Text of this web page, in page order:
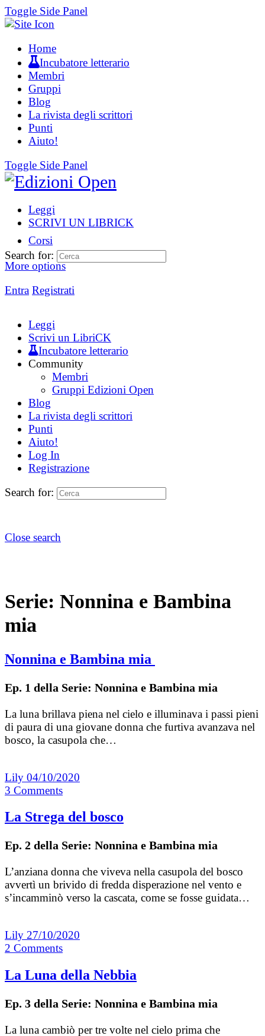
Toggle Side Panel
Home
Incubatore letterario
Membri
Gruppi
Blog
La rivista degli scrittori
Punti
Aiuto!
Toggle Side Panel
Leggi
SCRIVI UN LIBRICK
Corsi
More options
Entra Registrati
Search for:
Leggi
Scrivi un LibriCK
Incubatore letterario
Community
Membri
Gruppi Edizioni Open
Blog
La rivista degli scrittori
Punti
Aiuto!
Log In
Registrazione
Search for:
Close search
Serie: Nonnina e Bambina
mia
Nonnina e Bambina mia
Ep. 1 della Serie: Nonnina e Bambina mia
La luna brillava piena nel cielo e illuminava i passi pieni
di paura di una giovane donna che furtiva avanzava nel
bosco, la casupola che…
Lily 04/10/2020
3 Comments
La Strega del bosco
Ep. 2 della Serie: Nonnina e Bambina mia
L’anziana donna che viveva nella casupola del bosco
avvertì un brivido di fredda disperazione nel vento e
s’incamminò verso la cascata, come se fosse guidata…
Lily 27/10/2020
2 Comments
La Luna della Nebbia
Ep. 3 della Serie: Nonnina e Bambina mia
La luna cambiò per tre volte nel cielo prima che